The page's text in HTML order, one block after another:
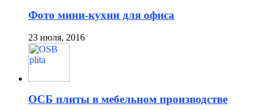
Фото мини-кухни для офиса
23 июля, 2016
ОСБ плиты в мебельном производстве